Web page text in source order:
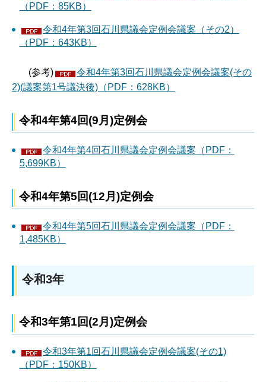
（PDF：85KB）
令和4年第3回石川県議会定例会議案（その2）
（PDF：643KB）
(参考)
令和4年第3回石川県議会定例会議案(その
2)(議案第1号議決後)（PDF：628KB）
令和4年第4回(9月)定例会
令和4年第4回石川県議会定例会議案（PDF：
5,699KB）
令和4年第5回(12月)定例会
令和4年第5回石川県議会定例会議案（PDF：
1,485KB）
令和3年
令和3年第1回(2月)定例会
令和3年第1回石川県議会定例会議案(その1)
（PDF：150KB）